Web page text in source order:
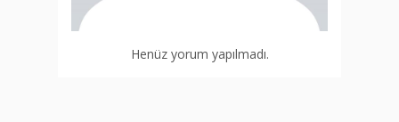
Henüz yorum yapılmadı.